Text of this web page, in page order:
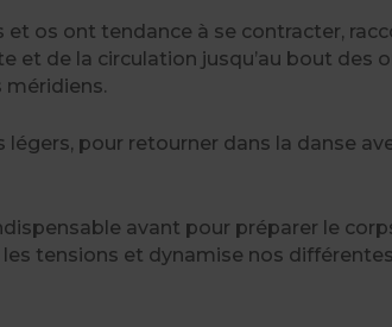
os ont tendance à se contracter,
et de la circulation jusqu’au bout des
pour retourner dans la danse
avant pour préparer le
tensions et dynamise nos